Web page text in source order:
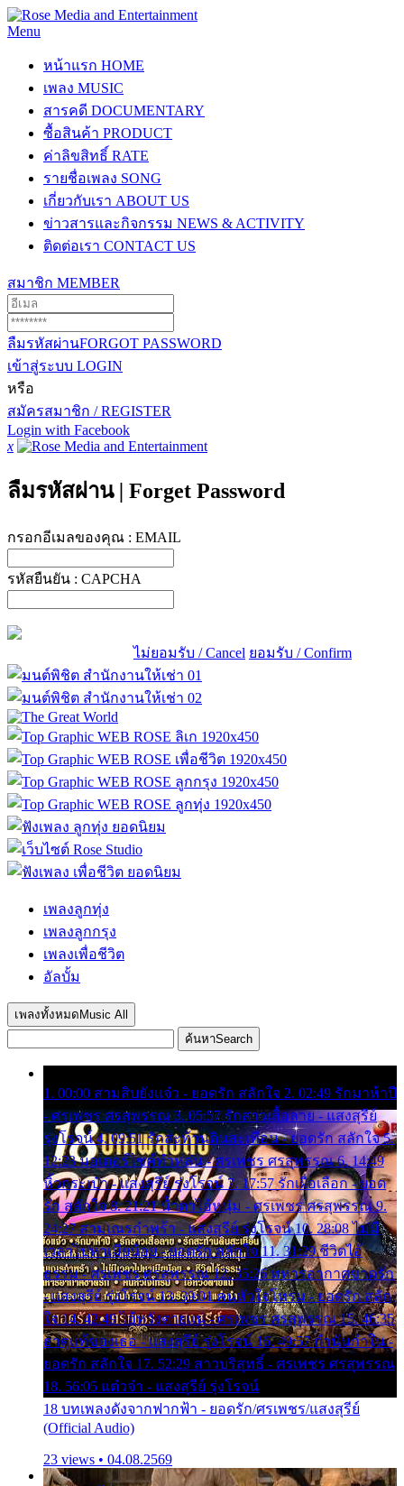
Menu
หน้าแรก HOME
เพลง MUSIC
สารคดี DOCUMENTARY
ซื้อสินค้า PRODUCT
ค่าลิขสิทธิ์ RATE
รายชื่อเพลง SONG
เกี่ยวกับเรา ABOUT US
ข่าวสารและกิจกรรม NEWS & ACTIVITY
ติดต่อเรา CONTACT US
สมาชิก MEMBER
ลืมรหัสผ่านFORGOT PASSWORD
เข้าสู่ระบบ LOGIN
หรือ
สมัครสมาชิก / REGISTER
Login with Facebook
x
ลืมรหัสผ่าน | Forget Password
กรอกอีเมลของคุณ : EMAIL
รหัสยืนยัน : CAPCHA
ไม่ยอมรับ / Cancel ยอมรับ / Confirm
เพลงลูกทุ่ง
เพลงลูกกรุง
เพลงเพื่อชีวิต
อัลบั้ม
เพลงทั้งหมด Music All
ค้นหาSearch
1. 00:00 สามสิบยังแจ๋ว - ยอดรัก สลักใจ 2. 02:49 รักมาห้าปี
- ศรเพชร ศรสุพรรณ 3. 05:57 รักสาวเสื้อลาย - แสงสุรีย์
รุ่งโรจน์ 4. 09:51 รักสะท้านดินสะเทือน - ยอดรัก สลักใจ 5.
12:23 มอเตอร์ไซค์ทำหล่น - ศรเพชร ศรสุพรรณ 6. 14:49
หิ้วกระเป๋า - แสงสุรีย์ รุ่งโรจน์ 7. 17:57 รักเผื่อเลือก - ยอด
รัก สลักใจ 8. 21:21 น้ำตาไอ้หนุ่ม - ศรเพชร ศรสุพรรณ 9.
24:27 สามเณรกำพร้า - แสงสุรีย์ รุ่งโรจน์ 10. 28:08 ไม่มี
เวลาไปหาเมียน้อย - ยอดรัก สลักใจ 11. 31:29 ชีวิตไอ้
ธรรม - ศรเพชร ศรสุพรรณ 12. 35:26 ทหารอากาศขาดรัก
- แสงสุรีย์ รุ่งโรจน์ 13. 39:01 คนหัวใจโทรม - ยอดรัก สลัก
ใจ 14. 42:49 ไอ้หวังตายแน่ - ศรเพชร ศรสุพรรณ 15. 46:35
ธาตุแท้ของเธอ - แสงสุรีย์ รุ่งโรจน์ 16. 49:57 กำนันกำใน -
ยอดรัก สลักใจ 17. 52:29 สาวบริสุทธิ์ - ศรเพชร ศรสุพรรณ
18. 56:05 แต๋วจ๋า - แสงสุรีย์ รุ่งโรจน์
18 บทเพลงดังจากฟากฟ้า - ยอดรัก/ศรเพชร/แสงสุรีย์
(Official Audio)
23 views • 04.08.2569